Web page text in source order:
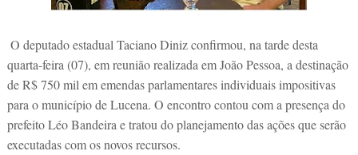
O deputado estadual Taciano Diniz confirmou, na tarde desta
quarta-feira (07), em reunião realizada em João Pessoa, a destinação
de R$ 750 mil em emendas parlamentares individuais impositivas
para o município de Lucena. O encontro contou com a presença do
prefeito Léo Bandeira e tratou do planejamento das ações que serão
executadas com os novos recursos.